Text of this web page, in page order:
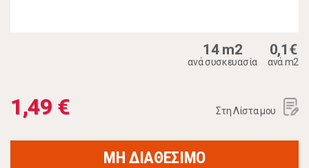
14 m2
ανά συσκευασία
0,1€
ανά m2
1,49 € Στη Λίστα μου
ΜΗ ΔΙΑΘΕΣΙΜΟ